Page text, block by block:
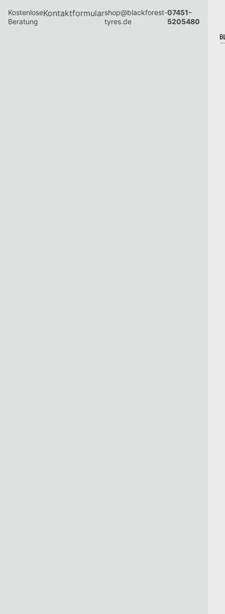
Kostenlose
Beratung
Kontaktformularshop@blackforest-
tyres.de
07451-
5205480